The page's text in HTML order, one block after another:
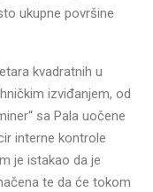
ukupne površine
kvadratnih u
izviđanjem, od
sa Pala uočene
interne kontrole
je istakao da je
te da će tokom